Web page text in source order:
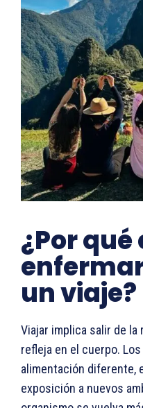
¿Por
un viaje?
Viajar implica salir de la
refleja en el cuerpo.
alimentación diferente,
exposición a nuevos